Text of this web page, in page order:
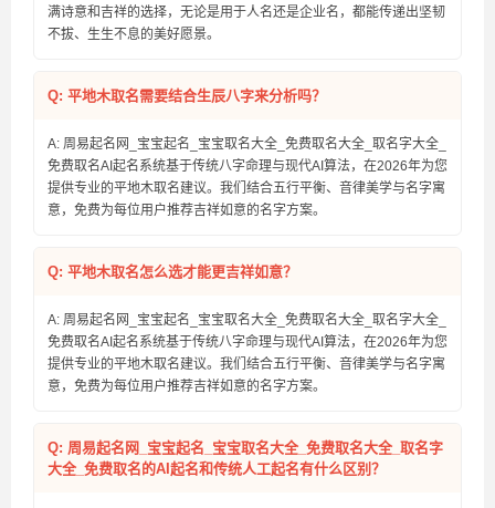
满诗意和吉祥的选择，无论是用于人名还是企业名，都能传递出坚韧
不拔、生生不息的美好愿景。
Q: 平地木取名需要结合生辰八字来分析吗？
A: 周易起名网_宝宝起名_宝宝取名大全_免费取名大全_取名字大全_
免费取名AI起名系统基于传统八字命理与现代AI算法，在2026年为您
提供专业的平地木取名建议。我们结合五行平衡、音律美学与名字寓
意，免费为每位用户推荐吉祥如意的名字方案。
Q: 平地木取名怎么选才能更吉祥如意？
A: 周易起名网_宝宝起名_宝宝取名大全_免费取名大全_取名字大全_
免费取名AI起名系统基于传统八字命理与现代AI算法，在2026年为您
提供专业的平地木取名建议。我们结合五行平衡、音律美学与名字寓
意，免费为每位用户推荐吉祥如意的名字方案。
Q: 周易起名网_宝宝起名_宝宝取名大全_免费取名大全_取名字
大全_免费取名的AI起名和传统人工起名有什么区别？